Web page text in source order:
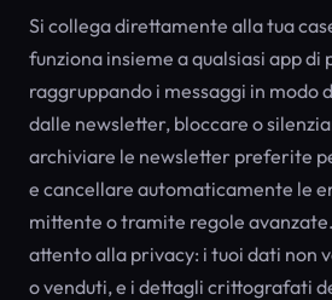
Si collega direttamente alla tua
funziona insieme a qualsiasi app di
raggruppando i messaggi in modo
dalle newsletter, bloccare o
archiviare le newsletter preferite
e cancellare automaticamente le
mittente o tramite regole
attento alla privacy: i tuoi dati non
o venduti, e i dettagli crittografati